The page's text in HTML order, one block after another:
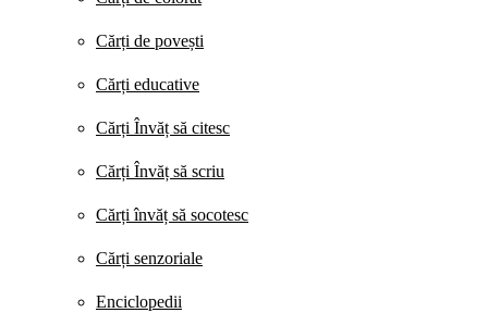
Cărți de povești
Cărți educative
Cărți Învăț să citesc
Cărți Învăț să scriu
Cărți învăț să socotesc
Cărți senzoriale
Enciclopedii